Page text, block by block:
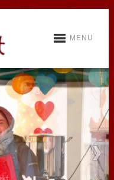
MENU